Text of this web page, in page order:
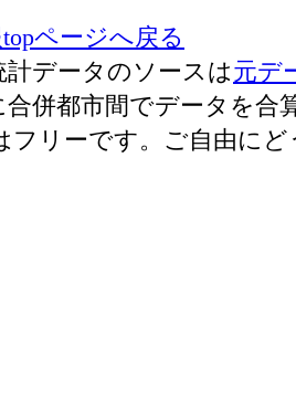
ページへ戻る
データのソースは元デ
併都市間でデータを合
フリーです。ご自由にど